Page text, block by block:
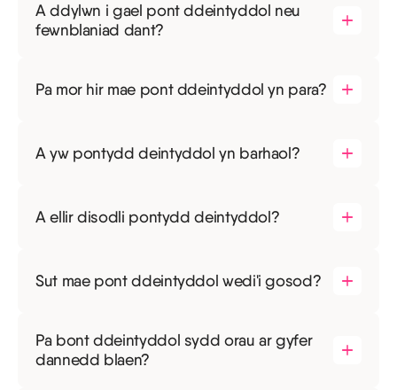
A ddylwn i gael pont ddeintyddol neu
fewnblaniad dant?
Pa mor hir mae pont ddeintyddol yn para?
A yw pontydd deintyddol yn barhaol?
A ellir disodli pontydd deintyddol?
Sut mae pont ddeintyddol wedi'i gosod?
Pa bont ddeintyddol sydd orau ar gyfer
dannedd blaen?